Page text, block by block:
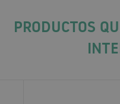
PRODUCTOS